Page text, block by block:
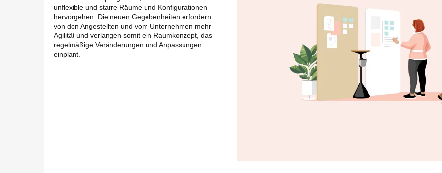
unflexible und starre Räume und Konfigurationen
hervorgehen. Die neuen Gegebenheiten erfordern
von den Angestellten und vom Unternehmen mehr
Agilität und verlangen somit ein Raumkonzept, das
regelmäßige Veränderungen und Anpassungen
einplant.